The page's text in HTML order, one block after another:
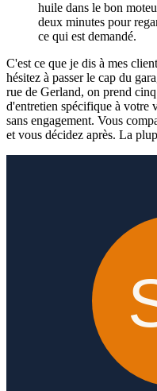
huile dans le bon
deux minutes pour
ce qui est demandé.
C'est ce que je dis à mes
hésitez à passer le cap du
rue de Gerland, on prend
d'entretien spécifique à votre
sans engagement. Vous
et vous décidez après. La